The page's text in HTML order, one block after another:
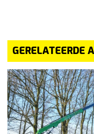
GERELATEERDE